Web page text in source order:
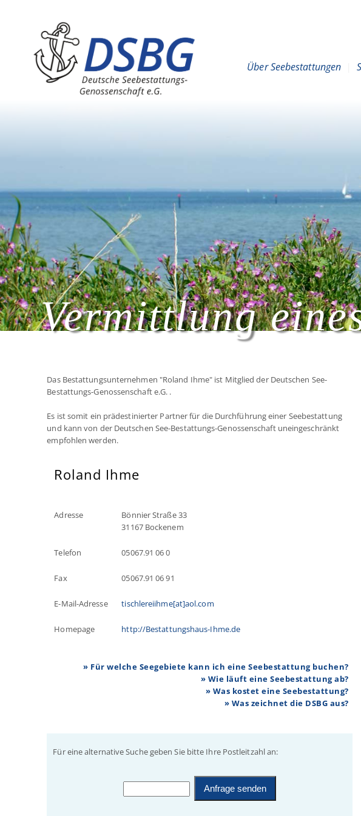
Hauptnavigation
Über Seebestattungen
Vermittlung
Das Bestattungsunternehmen "Roland Ihme" ist Mitglied der Deutschen See-
Bestattungs-Genossenschaft e.G. .
Es ist somit ein prädestinierter Partner für die Durchführung einer Seebestattung
und kann von der Deutschen See-Bestattungs-Genossenschaft uneingeschränkt
empfohlen werden.
Roland Ihme
Adresse
Bönnier Straße 33
31167 Bockenem
Telefon 05067.91 06 0
Fax 05067.91 06 91
E-Mail-Adresse tischlereiihme[at]aol.com
Homepage http://Bestattungshaus-Ihme.de
» Für welche Seegebiete kann ich eine Seebestattung buchen?
» Wie läuft eine Seebestattung ab?
» Was kostet eine Seebestattung?
» Was zeichnet die DSBG aus?
Für eine alternative Suche geben Sie bitte Ihre Postleitzahl an: